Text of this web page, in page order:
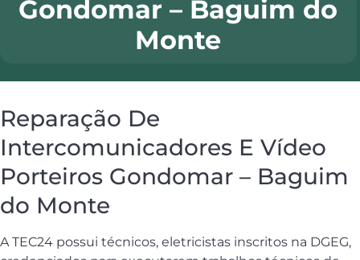
Gondomar – Baguim do
Monte
Reparação De
Intercomunicadores E Vídeo
Porteiros Gondomar – Baguim
do Monte
A TEC24 possui técnicos, eletricistas inscritos na DGEG,